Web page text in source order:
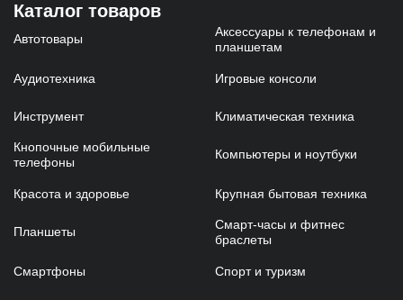
Каталог товаров
Автотовары
Аксессуары к телефонам и
планшетам
Аудиотехника Игровые консоли
Инструмент Климатическая техника
Кнопочные мобильные
телефоны
Компьютеры и ноутбуки
Красота и здоровье Крупная бытовая техника
Планшеты
Смарт-часы и фитнес
браслеты
Смартфоны Спорт и туризм